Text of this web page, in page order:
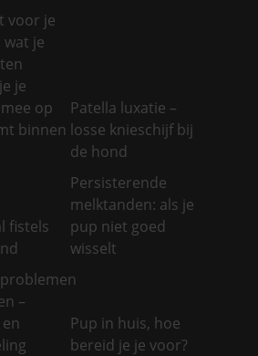
voor je
je
je
op
binnen
Patella luxatie –
losse knieschijf bij
de hond
fistels
Persisterende
melktanden: als je
pup niet goed
wisselt
–
Pup in huis, hoe
bereid je je voor?